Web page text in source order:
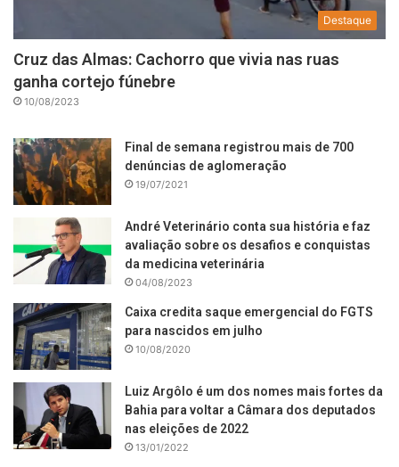
Destaque
Cruz das Almas: Cachorro que vivia nas ruas
ganha cortejo fúnebre
10/08/2023
Final de semana registrou mais de 700
denúncias de aglomeração
19/07/2021
André Veterinário conta sua história e faz
avaliação sobre os desafios e conquistas
da medicina veterinária
04/08/2023
Caixa credita saque emergencial do FGTS
para nascidos em julho
10/08/2020
Luiz Argôlo é um dos nomes mais fortes da
Bahia para voltar a Câmara dos deputados
nas eleições de 2022
13/01/2022